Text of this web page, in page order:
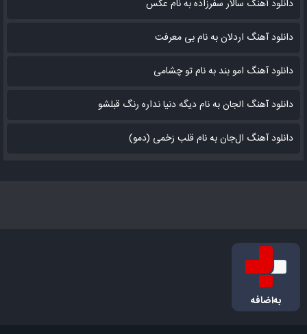
دانلود آهنگ سالار سفرزاده به نام عکس
دانلود آهنگ اردلان به نام بی معرفت
دانلود آهنگ امو بند به نام تو چشامی
دانلود آهنگ الجان به نام دیگه دنیا نداره رنگ قبلشو
دانلود آهنگ ال‌جان به نام قلب زخمی (دمو)
به‌اضافه